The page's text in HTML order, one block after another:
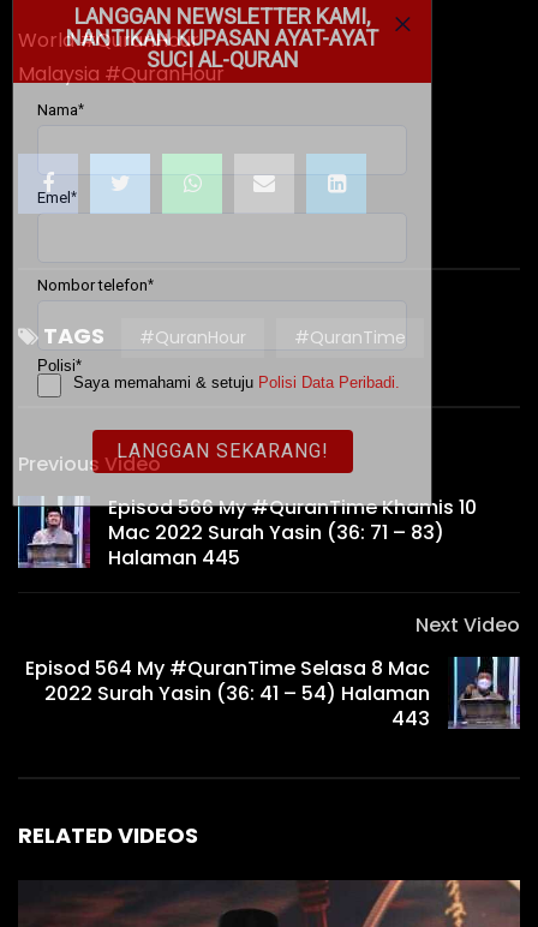
World #QuranHour
Malaysia #QuranHour
TAGS #QuranHour #QuranTime
Previous Video
Episod 566 My #QuranTime Khamis 10
Mac 2022 Surah Yasin (36: 71 – 83)
Halaman 445
Next Video
Episod 564 My #QuranTime Selasa 8 Mac
2022 Surah Yasin (36: 41 – 54) Halaman
443
RELATED VIDEOS